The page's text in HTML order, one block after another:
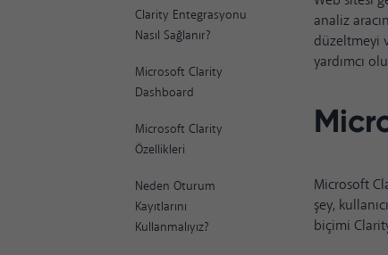
Clarity Entegrasyonu
Nasıl Sağlanır?
Microsoft Clarity
Dashboard
Microsoft Clarity
Özellikleri
Neden Oturum
Kayıtlarını
Kullanmalıyız?
analiz
düzeltmeyi
yardımcı
Microsoft
şey,
biçimi